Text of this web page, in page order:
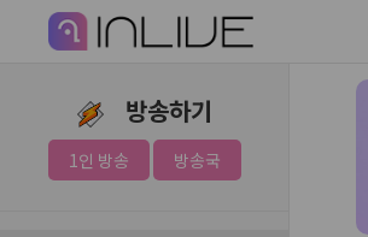
방송하기
1인 방송 방송국